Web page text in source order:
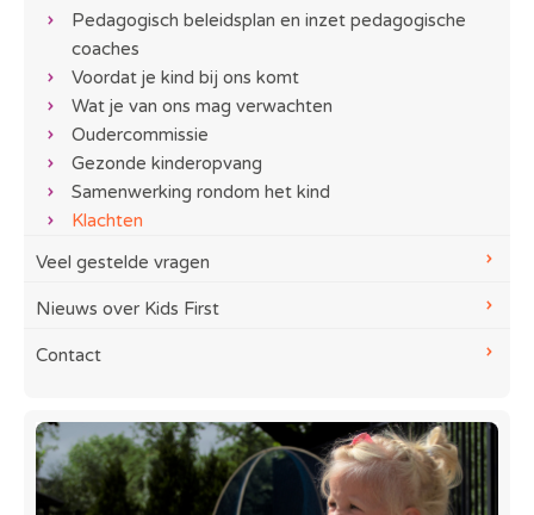
Pedagogisch beleidsplan en inzet pedagogische
coaches
Voordat je kind bij ons komt
Wat je van ons mag verwachten
Oudercommissie
Gezonde kinderopvang
Samenwerking rondom het kind
Klachten
Veel gestelde vragen
Nieuws over Kids First
Contact